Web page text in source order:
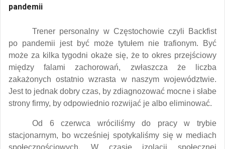
pandemii
Trener personalny w Częstochowie czyli Backfist
po pandemii jest być może tytułem nie trafionym. Być
może za kilka tygodni okaże się, że to okres przejściowy
między falami zachorowań, zwłaszcza że liczba
zakażonych ostatnio wzrasta w naszym województwie.
Jest to jednak dobry czas, by zdiagnozować mocne i słabe
strony firmy, by odpowiednio rozwijać je albo eliminować.
Od 6 czerwca wróciliśmy do pracy w trybie
stacjonarnym, bo wcześniej spotykaliśmy się w mediach
społecznościowych. W czasie izolacji społecznej